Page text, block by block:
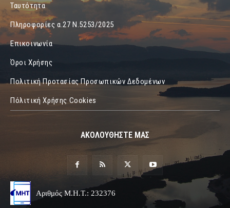
Ταυτότητα
Πληροφορίες α.27 Ν.5253/2025
Επικοινωνία
Όροι Χρήσης
Πολιτική Προτασίας Προσωπικών Δεδομένων
Πόλιτική Χρήσης Cookies
ΑΚΟΛΟΥΘΗΣΤΕ ΜΑΣ
Αριθμός Μ.Η.Τ.: 232376